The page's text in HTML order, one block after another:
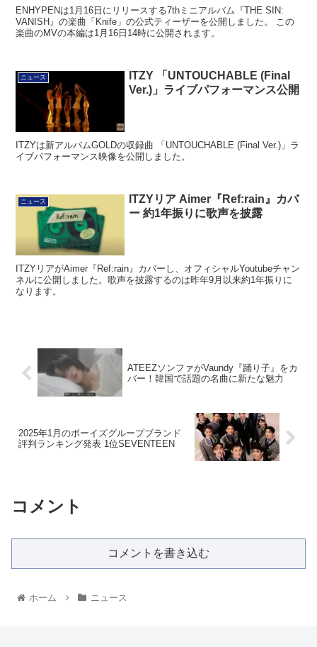
ENHYPENは1月16日にリリースする7thミニアルバム『THE SIN:
VANISH』の楽曲「Knife」の公式ティーザーを公開しました。 この
楽曲のMVの本編は1月16日14時に公開されます。
ニュース
ITZY 「UNTOUCHABLE (Final
Ver.)」ライブパフォーマンス公開
ITZYは新アルバムGOLDの収録曲 「UNTOUCHABLE (Final Ver.)」ラ
イブパフォーマンス映像を公開しました。
ニュース
ITZYリア Aimer『Ref:rain』カバ
ー 約1年振りに歌声を披露
ITZYリアがAimer『Ref:rain』カバーし、オフィシャルYoutubeチャン
ネルに公開しました。歌声を披露するのは昨年9月以来約1年振りに
なります。
ATEEZソンファがVaundy『踊り子』をカ
バー！韓国で話題の名曲に新たな魅力
2025年1月のボーイズグループブランド
評判ランキング発表 1位SEVENTEEN
コメント
コメントを書き込む
ホーム ニュース